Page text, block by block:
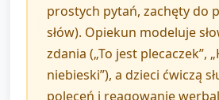
prostych pytań, zachęty do
słów). Opiekun modeluje
zdania („To jest plecaczek”,
niebieski”), a dzieci ćwiczą
poleceń i reagowanie